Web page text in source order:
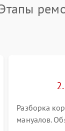
Разборка
мануалов.